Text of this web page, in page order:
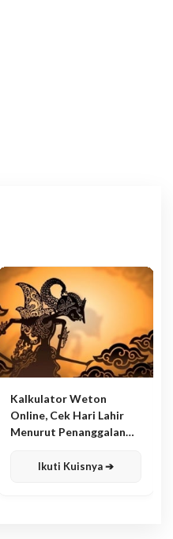
Kalkulator Weton
Online, Cek Hari Lahir
Menurut Penanggalan
Ikuti Kuisnya ➔